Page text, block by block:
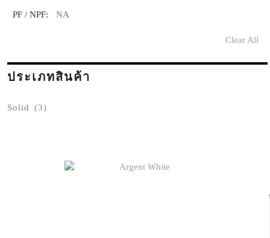
PF / NPF: NA
Clear All
ประเภทสินค้า
Solid (3)